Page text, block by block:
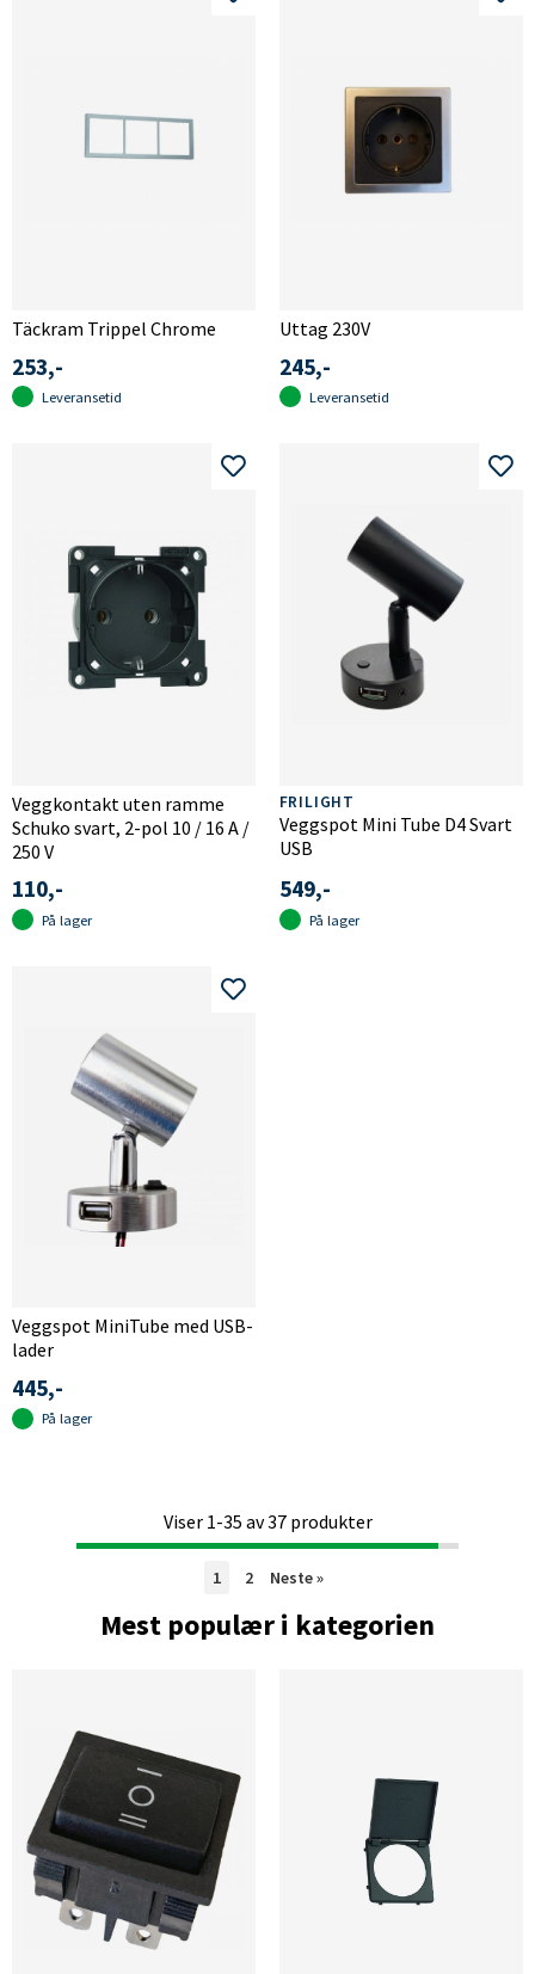
Täckram Trippel Chrome
253,-
Leveransetid
Uttag 230V
245,-
Leveransetid
Veggkontakt uten ramme
Schuko svart, 2-pol 10 / 16 A /
250 V
110,-
På lager
FRILIGHT
Veggspot Mini Tube D4 Svart
USB
549,-
På lager
Veggspot MiniTube med USB-
lader
445,-
På lager
Viser 1-35 av37produkter
1 2 Neste»
Mest populær i kategorien